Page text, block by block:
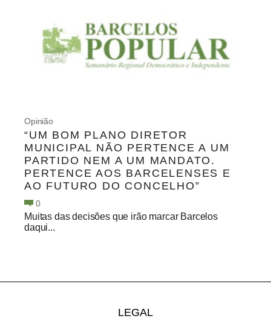
Opinião
“UM BOM PLANO DIRETOR
MUNICIPAL NÃO PERTENCE A UM
PARTIDO NEM A UM MANDATO.
PERTENCE AOS BARCELENSES E
AO FUTURO DO CONCELHO”
0
Muitas das decisões que irão marcar Barcelos
daqui...
LEGAL